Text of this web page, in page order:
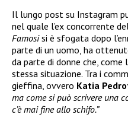
Il lungo post su Instagram
nel quale l’ex concorrente
Famosisi è sfogata dopo
parte di un uomo, ha
da parte di donne che,
stessa situazione. Tra i
gieffina, ovvero Katia
ma come si può scrivere una
c’è mai fine allo schifo.”